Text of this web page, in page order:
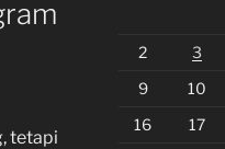
tetapi
2
3
9
10
16
17